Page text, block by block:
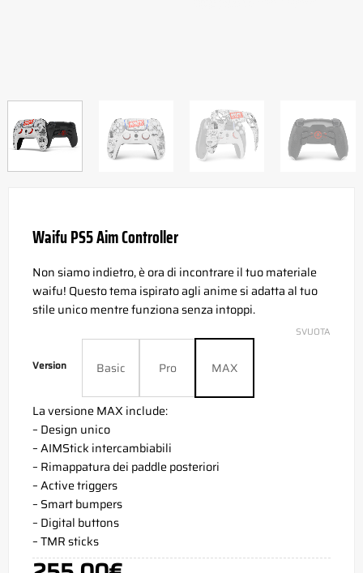
Waifu PS5 Aim Controller
Non siamo indietro, è ora di incontrare il tuo materiale
waifu! Questo tema ispirato agli anime si adatta al tuo
stile unico mentre funziona senza intoppi.
Version Basic Pro MAX
SVUOTA
La versione MAX include:
– Design unico
– AIMStick intercambiabili
– Rimappatura dei paddle posteriori
– Active triggers
– Smart bumpers
– Digital buttons
– TMR sticks